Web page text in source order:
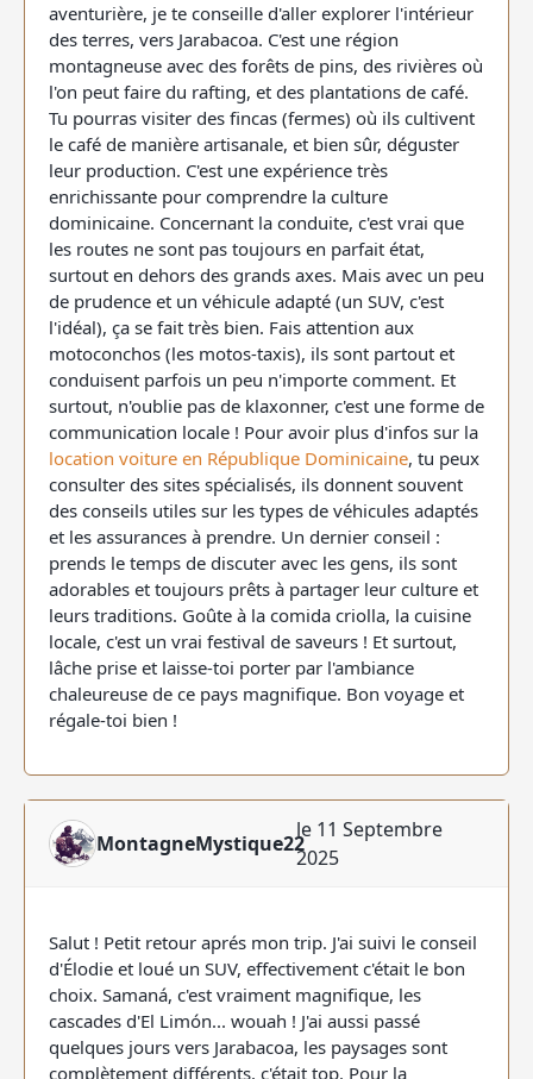
aventurière, je te conseille d'aller explorer l'intérieur
des terres, vers Jarabacoa. C'est une région
montagneuse avec des forêts de pins, des rivières où
l'on peut faire du rafting, et des plantations de café.
Tu pourras visiter des fincas (fermes) où ils cultivent
le café de manière artisanale, et bien sûr, déguster
leur production. C'est une expérience très
enrichissante pour comprendre la culture
dominicaine. Concernant la conduite, c'est vrai que
les routes ne sont pas toujours en parfait état,
surtout en dehors des grands axes. Mais avec un peu
de prudence et un véhicule adapté (un SUV, c'est
l'idéal), ça se fait très bien. Fais attention aux
motoconchos (les motos-taxis), ils sont partout et
conduisent parfois un peu n'importe comment. Et
surtout, n'oublie pas de klaxonner, c'est une forme de
communication locale ! Pour avoir plus d'infos sur la
location voiture en République Dominicaine, tu peux
consulter des sites spécialisés, ils donnent souvent
des conseils utiles sur les types de véhicules adaptés
et les assurances à prendre. Un dernier conseil :
prends le temps de discuter avec les gens, ils sont
adorables et toujours prêts à partager leur culture et
leurs traditions. Goûte à la comida criolla, la cuisine
locale, c'est un vrai festival de saveurs ! Et surtout,
lâche prise et laisse-toi porter par l'ambiance
chaleureuse de ce pays magnifique. Bon voyage et
régale-toi bien !
MontagneMystique22
le 11 Septembre
2025
Salut ! Petit retour aprés mon trip. J'ai suivi le conseil
d'Élodie et loué un SUV, effectivement c'était le bon
choix. Samaná, c'est vraiment magnifique, les
cascades d'El Limón... wouah ! J'ai aussi passé
quelques jours vers Jarabacoa, les paysages sont
complètement différents, c'était top. Pour la